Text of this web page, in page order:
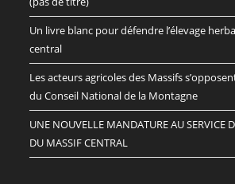
Un livre blanc pour défendre l’élevage
central
Les acteurs agricoles des Massifs
du Conseil National de la Montagne
UNE NOUVELLE MANDATURE AU SERVICE
DU MASSIF CENTRAL